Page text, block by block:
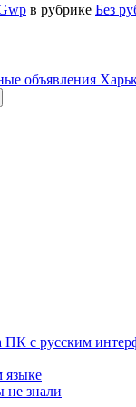
в рубрике Без
объявления
ПК с русским
языке
не знали